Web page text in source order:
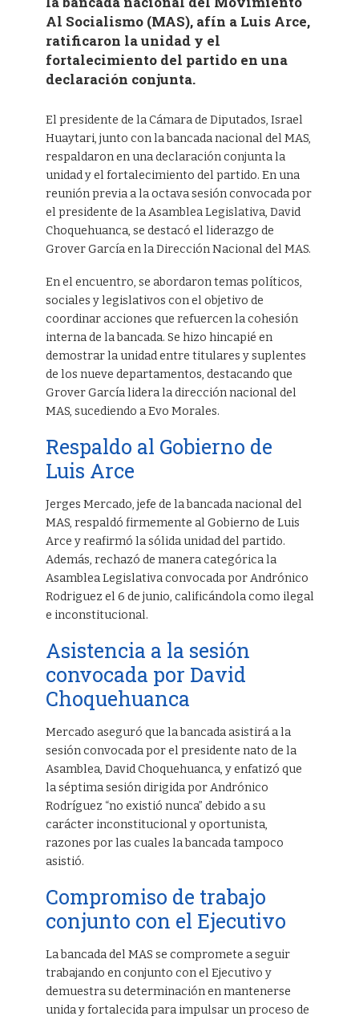
Al Socialismo (MAS), afín a Luis Arce,
ratificaron la unidad y el
fortalecimiento del partido en una
declaración conjunta.
El presidente de la Cámara de Diputados, Israel
Huaytari, junto con la bancada nacional del MAS,
respaldaron en una declaración conjunta la
unidad y el fortalecimiento del partido. En una
reunión previa a la octava sesión convocada por
el presidente de la Asamblea Legislativa, David
Choquehuanca, se destacó el liderazgo de
Grover García en la Dirección Nacional del MAS.
En el encuentro, se abordaron temas políticos,
sociales y legislativos con el objetivo de
coordinar acciones que refuercen la cohesión
interna de la bancada. Se hizo hincapié en
demostrar la unidad entre titulares y suplentes
de los nueve departamentos, destacando que
Grover García lidera la dirección nacional del
MAS, sucediendo a Evo Morales.
Respaldo al Gobierno de
Luis Arce
Jerges Mercado, jefe de la bancada nacional del
MAS, respaldó firmemente al Gobierno de Luis
Arce y reafirmó la sólida unidad del partido.
Además, rechazó de manera categórica la
Asamblea Legislativa convocada por Andrónico
Rodriguez el 6 de junio, calificándola como ilegal
e inconstitucional.
Asistencia a la sesión
convocada por David
Choquehuanca
Mercado aseguró que la bancada asistirá a la
sesión convocada por el presidente nato de la
Asamblea, David Choquehuanca, y enfatizó que
la séptima sesión dirigida por Andrónico
Rodríguez “no existió nunca” debido a su
carácter inconstitucional y oportunista,
razones por las cuales la bancada tampoco
asistió.
Compromiso de trabajo
conjunto con el Ejecutivo
La bancada del MAS se compromete a seguir
trabajando en conjunto con el Ejecutivo y
demuestra su determinación en mantenerse
unida y fortalecida para impulsar un proceso de